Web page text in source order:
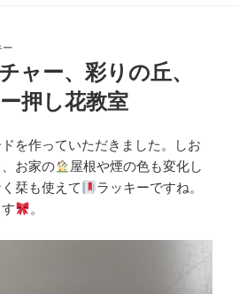
ー
ャー、彩りの丘、
押し花教室
を作っていただきました。しお
お家の
屋根や煙の色も変化し
栞も使えて
ラッキーですね。
。